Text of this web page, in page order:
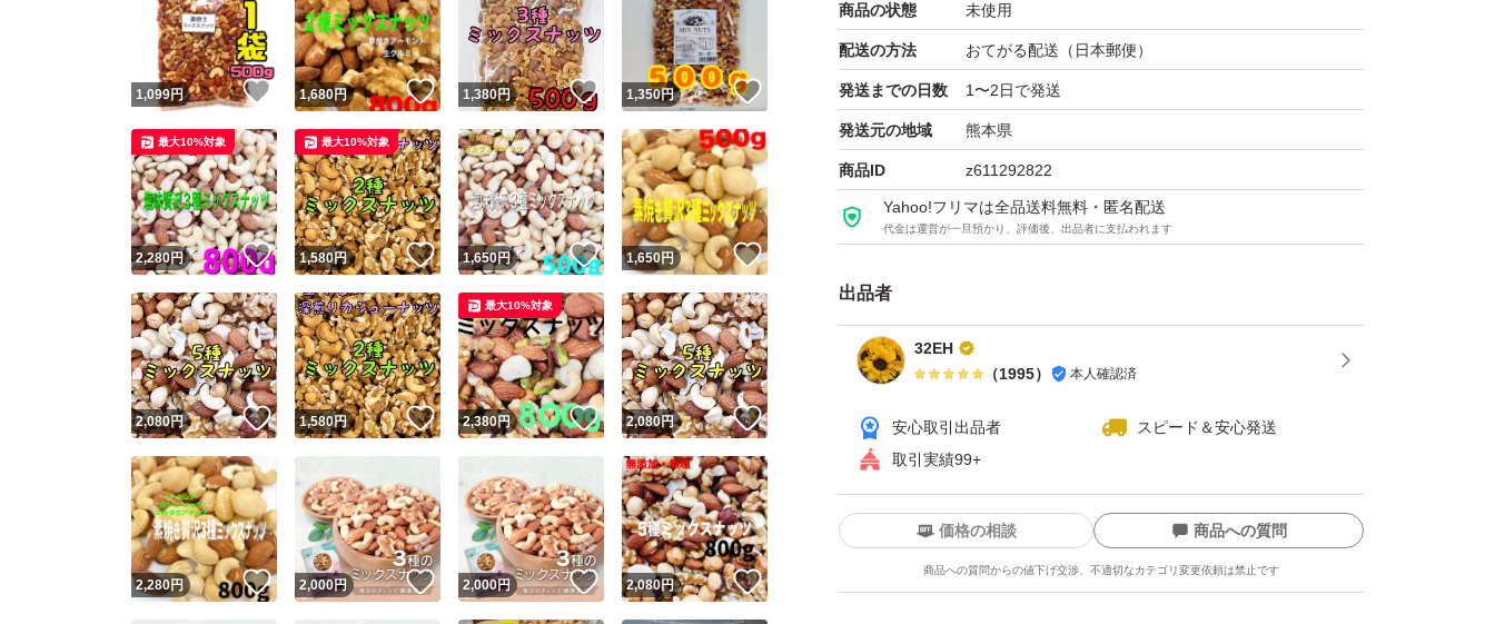
いきれないので出品します。
※ゆうパケットポストの配送サイズに合わせて外装を折りたたみ
ます。
梱包袋での配送となりますので、割れ等ご心配な方や神経質な方
の購入はお控え願います。
商品の状態 未使用
配送の方法 おてがる配送（日本郵便）
発送までの日数 1〜2日で発送
発送元の地域 熊本県
商品ID z611292822
Yahoo!フリマは全品送料無料・匿名配送
代金は運営が一旦預かり、評価後、出品者に支払われます
出品者
32EH
（1995） 本人確認済
安心取引出品者
スピード＆安心発送
取引実績99+
価格の相談 商品への質問
商品への質問からの値下げ交渉、不適切なカテゴリ変更依頼は禁止です
1,099円 いいね！
1,680円 いいね！
1,380円 いいね！
1,350円
2,280円 いいね！
最大10%対象
1,580円 いいね！
最大10%対象
1,650円 いいね！
1,650円 いいね！
2,080円 いいね！
1,580円 いいね！
2,380円 いいね！
最大10%対象
2,080円 いいね！
2,280円 いいね！
2,000円 いいね！
2,000円 いいね！
2,080円 いいね！